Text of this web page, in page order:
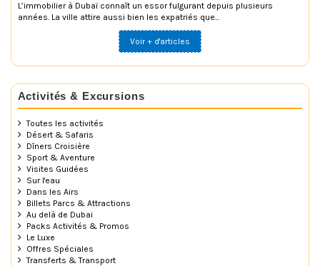
L’immobilier à Dubaï connaît un essor fulgurant depuis plusieurs
années. La ville attire aussi bien les expatriés que...
Voir + d'articles
Activités & Excursions
Toutes les activités
Désert & Safaris
Dîners Croisière
Sport & Aventure
Visites Guidées
Sur l'eau
Dans les Airs
Billets Parcs & Attractions
Au delà de Dubai
Packs Activités & Promos
Le Luxe
Offres Spéciales
Transferts & Transport